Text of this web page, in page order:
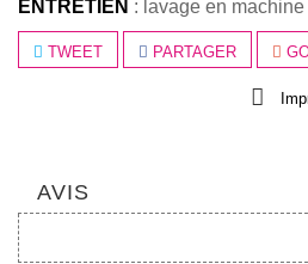
ENTRETIEN : lavage en
TWEET PARTAGER
AVIS